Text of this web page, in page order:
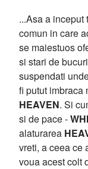
...Asa a
comun in care
se maiestuos
si stari de
suspendati
fi putut imbraca
HEAVEN. Si
si de pace -
alaturarea
vreti, a ceea ce
voua acest colt